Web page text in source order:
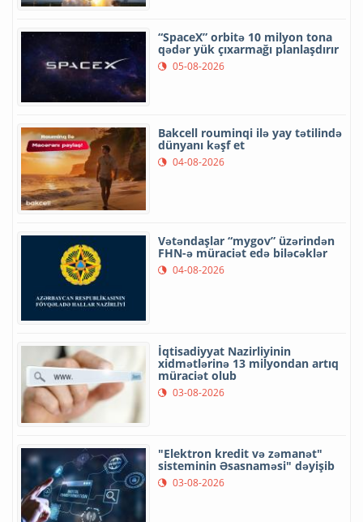
“SpaceX” orbitə 10 milyon tona
qədər yük çıxarmağı planlaşdırır
05-08-2026
Bakcell rouminqi ilə yay tətilində
dünyanı kəşf et
04-08-2026
Vətəndaşlar “mygov” üzərindən
FHN-ə müraciət edə biləcəklər
04-08-2026
İqtisadiyyat Nazirliyinin
xidmətlərinə 13 milyondan artıq
müraciət olub
03-08-2026
"Elektron kredit və zəmanət"
sisteminin Əsasnaməsi" dəyişib
03-08-2026